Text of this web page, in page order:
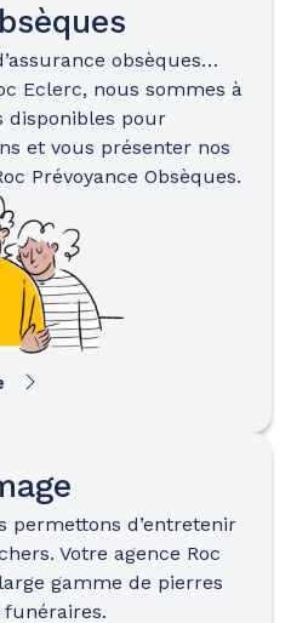
obsèques…
Eclerc, nous sommes à
disponibles pour
et vous présenter nos
Prévoyance Obsèques.
permettons d’entretenir
Votre agence Roc
gamme de pierres
funéraires.